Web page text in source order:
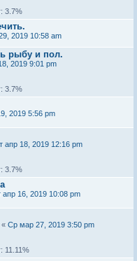
3.7%
2019 10:58 am
рыбу и пол.
2019 9:01 pm
3.7%
2019 5:56 pm
апр 18, 2019 12:16 pm
3.7%
апр 16, 2019 10:08 pm
« Ср мар 27, 2019 3:50 pm
11.11%